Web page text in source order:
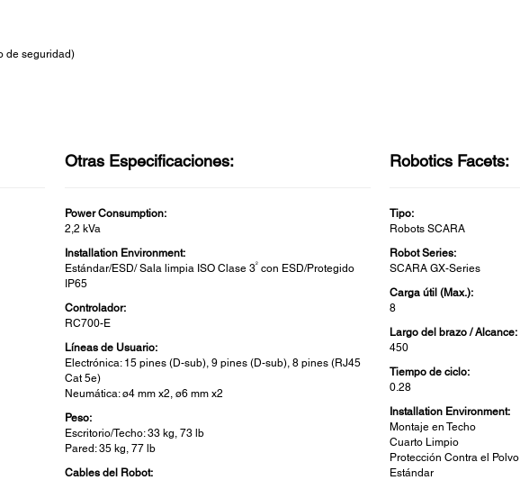
de seguridad)
Otras Especificaciones:
Power Consumption:
2,2 kVa
Installation Environment:
Estándar/ESD/ Sala limpia ISO Clase 32con ESD/Protegido
IP65
Controlador:
RC700-E
Líneas de Usuario:
Electrónica: 15 pines (D-sub), 9 pines (D-sub), 8 pines (RJ45
Cat 5e)
Neumática: ø4 mm x2, ø6 mm x2
Peso:
Escritorio/Techo: 33 kg, 73 lb
Pared: 35 kg, 77 lb
Cables del Robot:
Robotics Facets:
Tipo:
Robots SCARA
Robot Series:
SCARA GX-Series
Carga útil (Max.):
8
Largo del brazo / Alcance:
450
Tiempo de ciclo:
0.28
Installation Environment:
Montaje en Techo
Cuarto Limpio
Protección Contra el Polvo
Estándar